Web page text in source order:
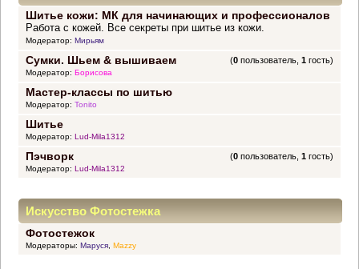
Шитье кожи: МК для начинающих и профессионалов
Работа с кожей. Все секреты при шитье из кожи.
Модератор: Мирьям
Сумки. Шьем & вышиваем (0 пользователь,1 гость)
Модератор: Борисова
Мастер-классы по шитью
Модератор: Tonito
Шитье
Модератор: Lud-Mila1312
Пэчворк (0 пользователь,1 гость)
Модератор: Lud-Mila1312
Искусство Фотостежка
Фотостежок
Модераторы: Маруся, Mazzy